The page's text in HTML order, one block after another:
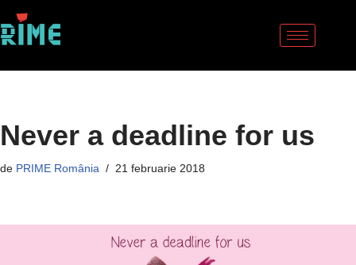
Sari
Never a deadline for us
de PRIME România 21 februarie 2018